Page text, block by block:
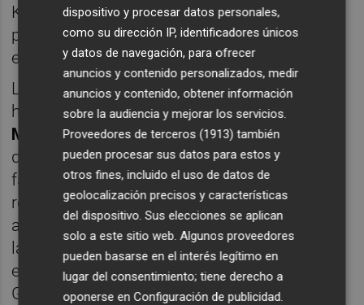
KTM 690 monocilíndrico, una de las
principales novedades técnicas de esta
edición.
La expedición desplazada a Estados Unidos
ha estado liderada porDani Castiella
MarcoyArturo Pérez, que han trabajado
durante meses con el equipo en el diseño,
fabricación y puesta a punto del vehículo. El
rector de la UPV,José Capilla, quien ha
acompañado al equipo en Michigan durante
la competición, ha trasladado su
enhorabuena a los integrantes de
Generación Espontánea tras conocerse el
dispositivo y procesar datos personales,
como su dirección IP, identificadores únicos
y datos de navegación, para ofrecer
anuncios y contenido personalizados, medir
anuncios y contenido, obtener información
sobre la audiencia y mejorar los servicios.
Proveedores de terceros (1913) también
pueden procesar sus datos para estos y
otros fines, incluido el uso de datos de
geolocalización precisos y características
del dispositivo. Sus elecciones se aplican
solo a este sitio web. Algunos proveedores
pueden basarse en el interés legítimo en
lugar del consentimiento; tiene derecho a
oponerse enConfiguración de publicidad